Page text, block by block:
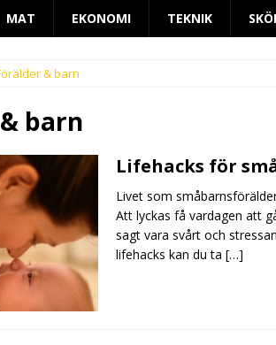
MAT EKONOMI TEKNIK
& barn
barn
Lifehacks för
Livet som
Att lyckas få vardagen att
sagt vara svårt och
lifehacks kan du ta […]